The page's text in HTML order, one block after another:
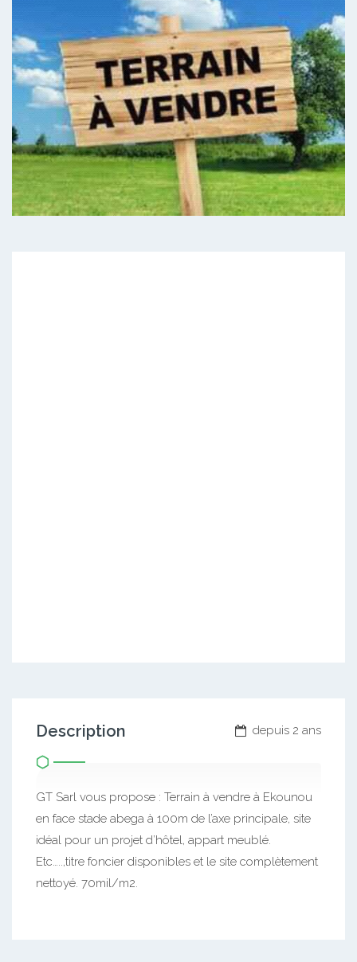
depuis 2 ans
Description
GT Sarl vous propose : Terrain à vendre à Ekounou
en face stade abega à 100m de l’axe principale, site
idéal pour un projet d’hôtel, appart meublé.
Etc…..,titre foncier disponibles et le site complètement
nettoyé. 70mil/m2.